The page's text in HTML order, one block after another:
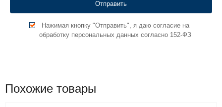
Нажимая кнопку "Отправить", я даю согласие на
обработку персональных данных согласно 152-ФЗ
Похожие товары